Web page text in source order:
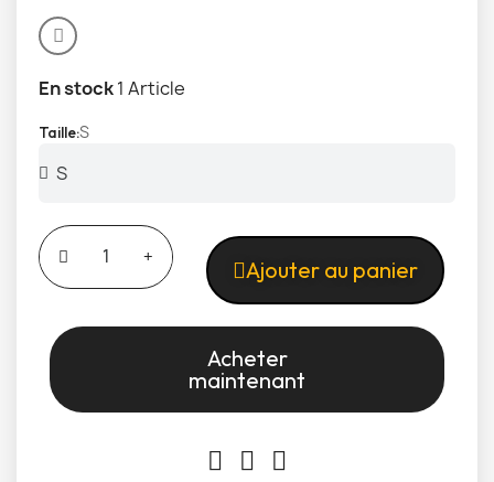
En stock1 Article
TailleS
Ajouter au panier
Acheter
maintenant